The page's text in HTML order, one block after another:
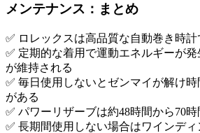
メンテナンス：まとめ
✅ ロレックスは高品質な自動巻き時計
✅ 定期的な着用で運動エネルギーが
が維持される
✅ 毎日使用しないとゼンマイが解け
がある
✅ パワーリザーブは約48時間から70
✅ 長期間使用しない場合はワインデ